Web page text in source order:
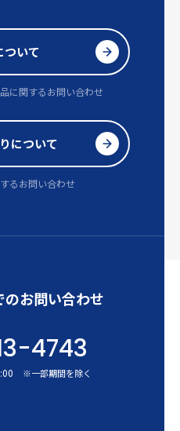
ついて
に関するお問い合わせ
について
るお問い合わせ
のお問い合わせ
4743
※一部期間を除く